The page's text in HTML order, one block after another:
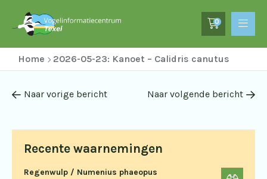
0
Home 2026-05-23: Kanoet – Calidris canutus
Recente waarnemingen
Regenwulp / Numenius phaeopus
Naar vorige bericht Naar volgende bericht